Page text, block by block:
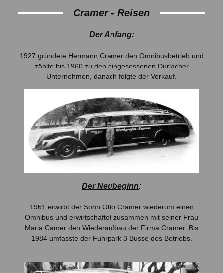
Cramer - Reisen
Der Anfang:
1927 gründete Hermann Cramer den Omnibusbetrieb und
zählte bis 1960 zu den eingesessenen Durlacher
Unternehmen, danach folgte der Verkauf.
Der Neubeginn:
1961 erwirbt der Sohn Otto Cramer wiederum einen
Omnibus und erwirtschaftet zusammen mit seiner Frau
Maria Camer den Wiederaufbau der Firma Cramer. Bis
1984 umfasste der Fuhrpark 3 Busse des Betriebs.